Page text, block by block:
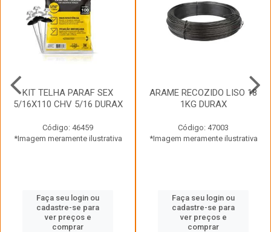
KIT TELHA PARAF SEX
5/16X110 CHV 5/16 DURAX
Código: 46459
*Imagem meramente ilustrativa
Faça seu login ou
cadastre-se para
ver preços e
comprar
ARAME RECOZIDO LISO 18
1KG DURAX
Código: 47003
*Imagem meramente ilustrativa
Faça seu login ou
cadastre-se para
ver preços e
comprar